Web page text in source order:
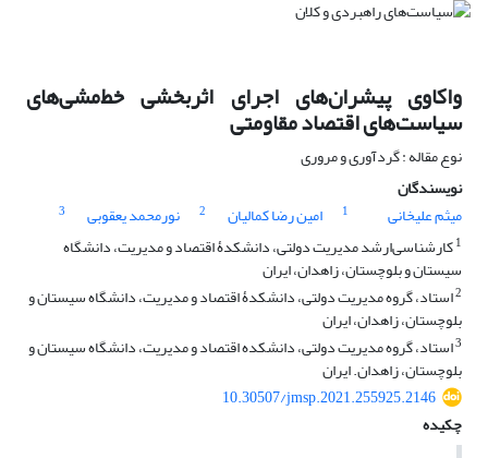
واکاوی پیشران‌های اجرای اثربخشی خط‌مشی‌های
سیاست‌های اقتصاد مقاومتی
نوع مقاله : گردآوری و مروری
نویسندگان
میثم علیخانی
1 امین رضا کمالیان 2 نورمحمد یعقوبی
3
1کارشناسی‌ارشد مدیریت دولتی، دانشکدۀ اقتصاد و مدیریت، دانشگاه
سیستان و بلوچستان، زاهدان، ایران
2استاد، گروه مدیریت دولتی، دانشکدۀ اقتصاد و مدیریت، دانشگاه سیستان و
بلوچستان، زاهدان، ایران
3استاد، گروه مدیریت دولتی، دانشکده اقتصاد و مدیریت، دانشگاه سیستان و
بلوچستان، زاهدان. ایران
10.30507/jmsp.2021.255925.2146
چکیده